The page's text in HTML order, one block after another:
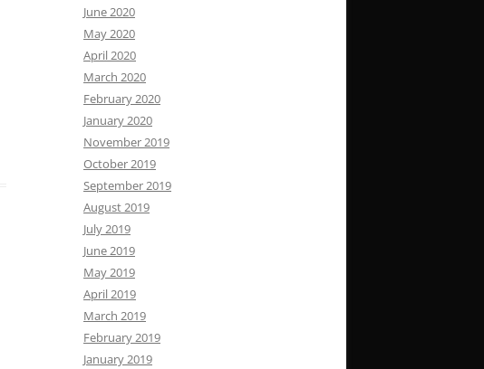
June 2020
May 2020
April 2020
March 2020
February 2020
January 2020
November 2019
October 2019
September 2019
August 2019
July 2019
June 2019
May 2019
April 2019
March 2019
February 2019
January 2019